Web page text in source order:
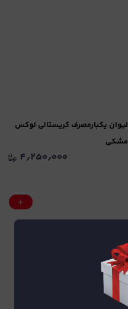
لیوان یکبارمصرف کریستالی لوکس
مشکی
۴٫۲۵۰٫۰۰۰